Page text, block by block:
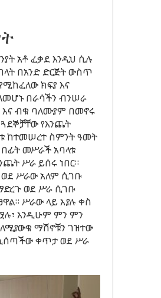
አቶ ፈቃደ እንዲህ ሲሉ
በአንድ ድርጅት ውስጥ
ክፍያ እና
በራሳችን ብንሠራ
እና ብቁ ባለሙያም በመኖሩ
የእንጨት
ከተመሠረተ ስምንት ዓመት
መሥራች አባላቱ
ሥራ ይሰሩ ነበር።
ወደ ሥራው አለም ሲገቡ
ወደ ሥራ ሲገቡ
ሥራው ላይ እያሉ ቀስ
እንዲሁም ምን ምን
ማሽኖቹን ገዝተው
ቀጥታ ወደ ሥራ